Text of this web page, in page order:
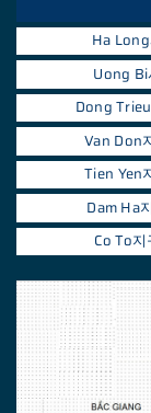
Ha
Uong Bi
Dong
Van Don
Tien Yen
Dam Ha
Co To지